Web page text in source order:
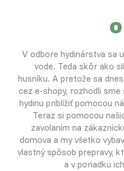
V odbore hydinárstva sa
vode. Teda skôr ako
husníku. A pretože sa
cez e-shopy, rozhodli sme
hydinu priblížiť pomocou
Teraz si pomocou
zavolaním na
domova a my všetko
vlastný spôsob prepravy,
a v poriadku